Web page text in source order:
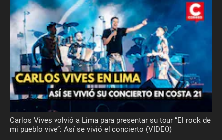
Carlos Vives volvió a Lima para presentar su tour “El rock de
mi pueblo vive”: Así se vivió el concierto (VIDEO)